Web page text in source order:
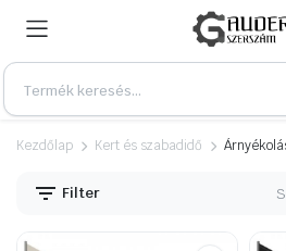
Kezdőlap Kert és szabadidő
Filter